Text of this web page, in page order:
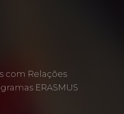
com Relações
ERASMUS